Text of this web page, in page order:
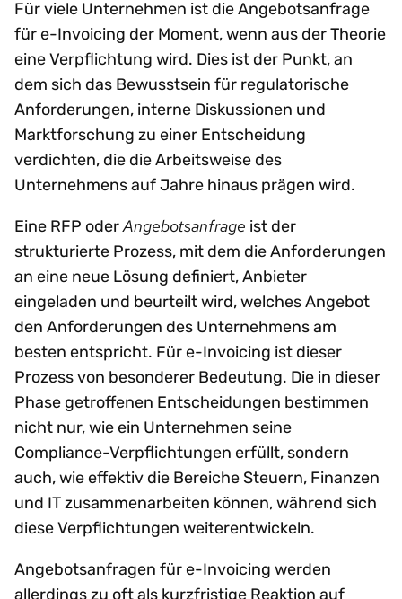
Für viele Unternehmen ist die Angebotsanfrage
für e-Invoicing der Moment, wenn aus der Theorie
eine Verpflichtung wird. Dies ist der Punkt, an
dem sich das Bewusstsein für regulatorische
Anforderungen, interne Diskussionen und
Marktforschung zu einer Entscheidung
verdichten, die die Arbeitsweise des
Unternehmens auf Jahre hinaus prägen wird.
Eine RFP oderAngebotsanfrage ist der
strukturierte Prozess, mit dem die Anforderungen
an eine neue Lösung definiert, Anbieter
eingeladen und beurteilt wird, welches Angebot
den Anforderungen des Unternehmens am
besten entspricht. Für e-Invoicing ist dieser
Prozess von besonderer Bedeutung. Die in dieser
Phase getroffenen Entscheidungen bestimmen
nicht nur, wie ein Unternehmen seine
Compliance-Verpflichtungen erfüllt, sondern
auch, wie effektiv die Bereiche Steuern, Finanzen
und IT zusammenarbeiten können, während sich
diese Verpflichtungen weiterentwickeln.
Angebotsanfragen für e-Invoicing werden
allerdings zu oft als kurzfristige Reaktion auf